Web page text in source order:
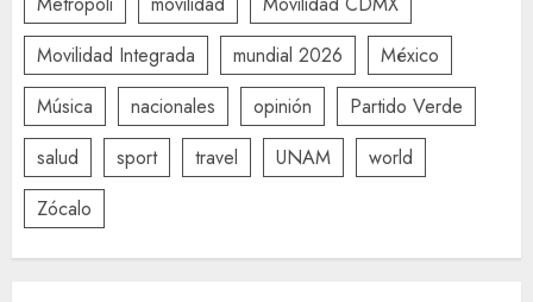
Movilidad Integrada
mundial 2026
México
Música
nacionales opinión
Partido Verde
salud
sport travel UNAM
world
Zócalo